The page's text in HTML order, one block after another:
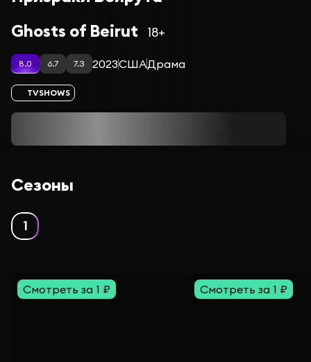
Ghosts of Beirut
18+
8.0 6.7 7.3 2023СШАДрама
TVSHOWS
Сезоны
1
Смотреть за 1 ₽ Смотреть за 1 ₽